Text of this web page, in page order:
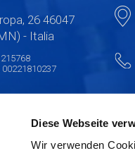
Diese Webseite
Wir verwenden
26 46047
- Italia